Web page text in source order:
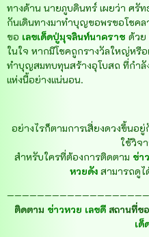
ทางด้าน นายภูบดินทร์ เผยว่า ศรั
กันเดินทางมาทำบุญขอพรขอโชค
ขอ เลขเด็ดปู่มุจลินท์นาคราช ด้วย
ในใจ หากมีโชคถูกรางวัลใหญ่หรื
ทำบุญสมทบทุนสร้างอุโบสถ ที่กำลั
แห่งนี้อย่างแน่นอน.
อย่างไรก็ตามการเสี่ยงดวงขึ้นอ
ใช้วิจ
สำหรับใครที่ต้องการติดตาม ข่า
หวยดังสามารถดูไ
ติดตาม ข่าวหวย เลขดีสถานที่ข
เด็